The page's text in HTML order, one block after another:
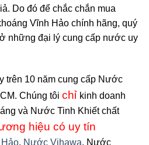
Do đó để chắc chắn mua
Vĩnh Hảo chính hãng, quý
những đại lý cung cấp nước uy
trên 10 năm cung cấp Nước
Chúng tôi chỉ kinh doanh
và Nước Tinh Khiết chất
hiệu có uy tín
, Nước Vihawa, Nước